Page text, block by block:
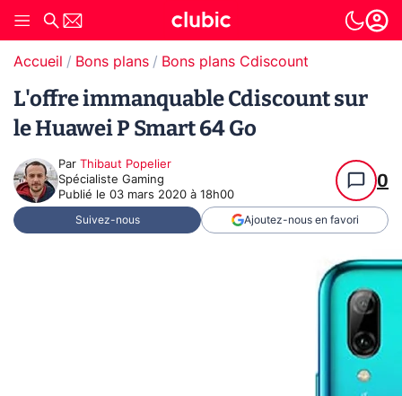
Accueil Bons plans Bons plans Cdiscount
L'offre immanquable Cdiscount sur
le Huawei P Smart 64 Go
Par Thibaut Popelier
Spécialiste Gaming
Publié le 03 mars 2020 à 18h00
0
Suivez-nous Ajoutez-nous en favori